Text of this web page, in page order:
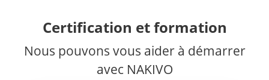
Certification et formation
Nous pouvons vous aider à démarrer
avec NAKIVO